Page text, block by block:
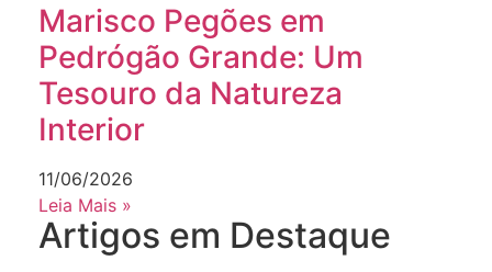
Marisco Pegões em
Pedrógão Grande: Um
Tesouro da Natureza
Interior
11/06/2026
Leia Mais »
Artigos em Destaque